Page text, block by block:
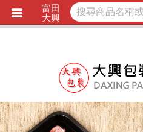
立即詢價 LINE詢問
富田
大興
會員註
忘記
訂單
獨家商品